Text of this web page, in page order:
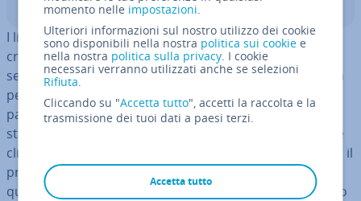
Indice
I liberi pro­fes­sio­ni­sti, gli im­pren­di­to­ri e i webmaster più
creativi spesso ri­scon­tra­no dif­fi­col­tà nello scrivere la
sezione “Chi sono” del proprio sito web. Tuttavia, vale la
pena investire un po’ di tempo nella creazione di una
pagina “Chi sono”. Con le parole giuste potrete con­qui­
sta­re la simpatia dei vostri lettori e persino gua­da­gna­re
clienti. Non disperate, creare una pagina “Chi sono” per il
proprio sito web non è così difficile come sembra. In
questo articolo vi spie­ghia­mo come strut­tu­ra­re il vostro
momento nelle impostazioni.
Ulteriori informazioni sul nostro utilizzo dei cookie
sono disponibili nella nostra politica sui cookie e
nella nostra politica sulla privacy. I cookie
necessari verranno utilizzati anche se selezioni
Rifiuta.
Cliccando su "Accetta tutto", accetti la raccolta e la
trasmissione dei tuoi dati a paesi terzi.
Accetta tutto